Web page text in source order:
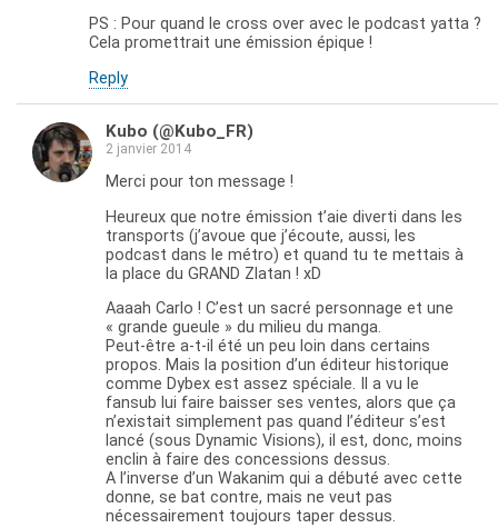
PS : Pour quand le cross over avec le podcast yatta ?
Cela promettrait une émission épique !
Reply
Kubo (@Kubo_FR)
2 janvier 2014
Merci pour ton message !
Heureux que notre émission t’aie diverti dans les
transports (j’avoue que j’écoute, aussi, les
podcast dans le métro) et quand tu te mettais à
la place du GRAND Zlatan ! xD
Aaaah Carlo ! C’est un sacré personnage et une
« grande gueule » du milieu du manga.
Peut-être a-t-il été un peu loin dans certains
propos. Mais la position d’un éditeur historique
comme Dybex est assez spéciale. Il a vu le
fansub lui faire baisser ses ventes, alors que ça
n’existait simplement pas quand l’éditeur s’est
lancé (sous Dynamic Visions), il est, donc, moins
enclin à faire des concessions dessus.
A l’inverse d’un Wakanim qui a débuté avec cette
donne, se bat contre, mais ne veut pas
nécessairement toujours taper dessus.